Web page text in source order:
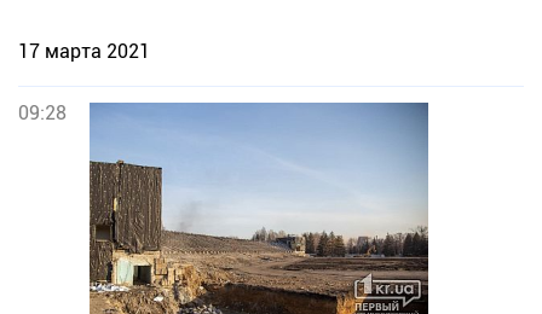
17 марта 2021
09:28